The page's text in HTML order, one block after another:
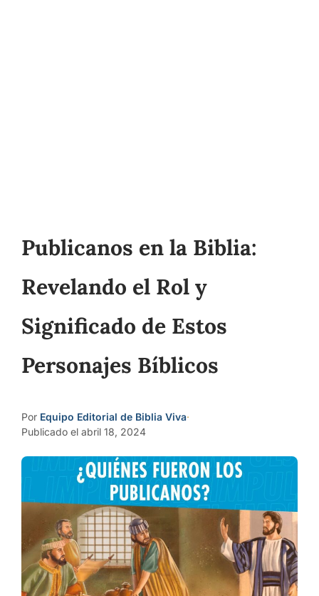
Publicanos en la Biblia:
Revelando el Rol y
Significado de Estos
Personajes Bíblicos
Por Equipo Editorial de Biblia Viva·
Publicado el abril 18, 2024